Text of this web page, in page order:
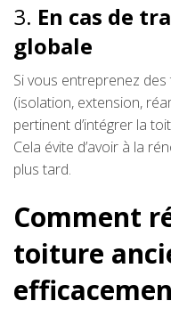
3. En cas de
globale
Si vous entreprenez
(isolation, extension,
pertinent d’intégrer la
Cela évite d’avoir à la
plus tard.
Comment
toiture